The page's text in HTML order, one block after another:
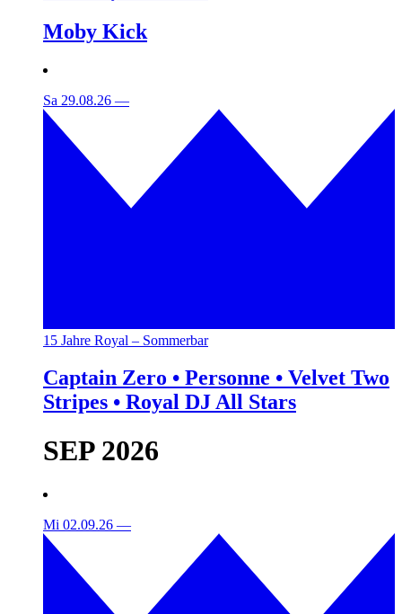
Moby Kick
Sa 29.08.26 —
15 Jahre Royal – Sommerbar
Captain Zero • Personne • Velvet Two
Stripes • Royal DJ All Stars
SEP 2026
Mi 02.09.26 —